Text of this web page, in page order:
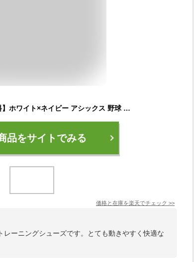
【サイズ交換送料無料】ホワイト×ネイビー アシックス 野球 トレーニングシューズ アップシューズ 紐タイプ ゴールドステージ ワイド幅 A75【あす楽対応】
品をサイトでみる
価格と在庫を楽天でチェック >>
レーニングシューズです。とても動きやすく快適な